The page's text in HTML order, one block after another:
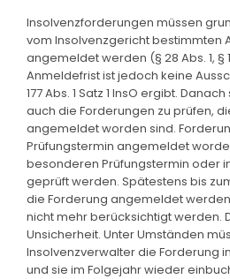
Insolvenzforderungen müssen
vom Insolvenzgericht bestimmten
angemeldet werden (§ 28 Abs. 1, §
Anmeldefrist ist jedoch keine
177 Abs. 1 Satz 1 InsO ergibt.
auch die Forderungen zu prüfen,
angemeldet worden sind.
Prüfungstermin angemeldet
besonderen Prüfungstermin oder
geprüft werden. Spätestens bis
die Forderung angemeldet
nicht mehr berücksichtigt werden.
Unsicherheit. Unter Umständen
Insolvenzverwalter die Forderung
und sie im Folgejahr wieder